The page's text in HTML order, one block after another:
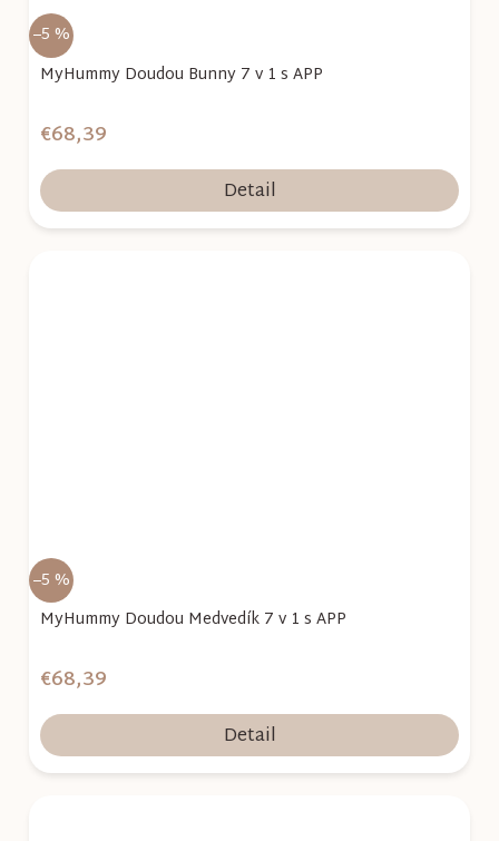
–5 %
MyHummy Doudou Bunny 7 v 1 s APP
€68,39
Detail
–5 %
MyHummy Doudou Medvedík 7 v 1 s APP
€68,39
Detail